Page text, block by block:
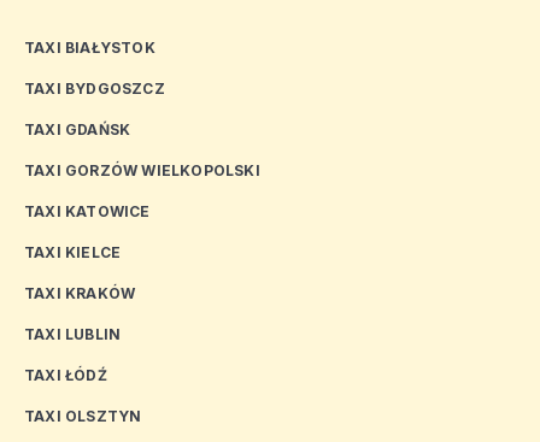
TAXI BIAŁYSTOK
TAXI BYDGOSZCZ
TAXI GDAŃSK
TAXI GORZÓW WIELKOPOLSKI
TAXI KATOWICE
TAXI KIELCE
TAXI KRAKÓW
TAXI LUBLIN
TAXI ŁÓDŹ
TAXI OLSZTYN